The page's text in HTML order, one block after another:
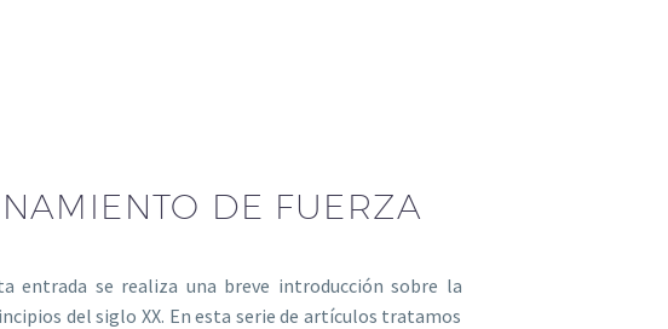
DE FUERZA
entrada se realiza una breve introducción sobre la
del siglo XX. En esta serie de artículos tratamos